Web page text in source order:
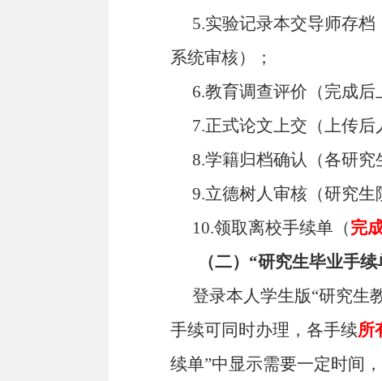
5.实验记录本交导师存
系统审核）；
6.教育调查评价（完成后
7.正式论文上交（上传后
8.学籍归档确认（各研究
9.立德树人审核（研究生
10.领取离校手续单（完
（二）“研究生毕业手
登录本人学生版“研究生
手续可同时办理，各手续所
续单”中显示需要一定时间